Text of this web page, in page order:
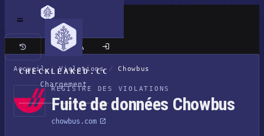
CHECKLEAKED.CC
Chargement
Site classique
Accueil / Violations / Chowbus
REGISTRE DES VIOLATIONS
Fuite de données Chowbus
chowbus.com